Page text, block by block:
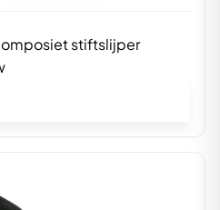
stiftslijper